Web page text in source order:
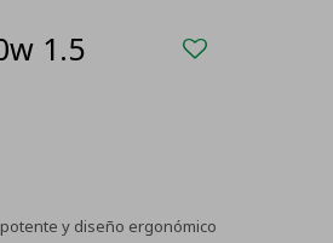
1.5
y diseño ergonómico